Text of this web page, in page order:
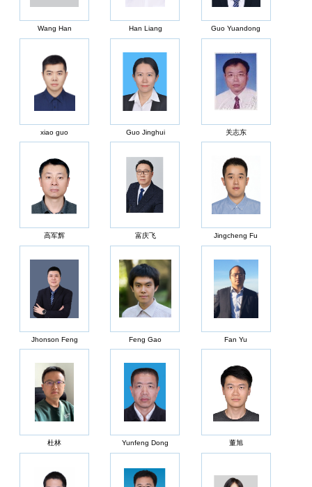
Wang Han Han Liang Guo Yuandong
xiao guo Guo Jinghui 关志东
高军辉 富庆飞 Jingcheng Fu
Jhonson Feng Feng Gao Fan Yu
杜林 Yunfeng Dong 董旭